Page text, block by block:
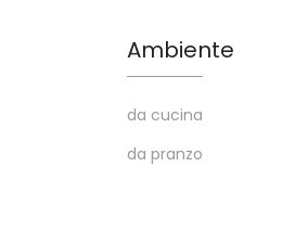
Ambiente
da cucina
da pranzo